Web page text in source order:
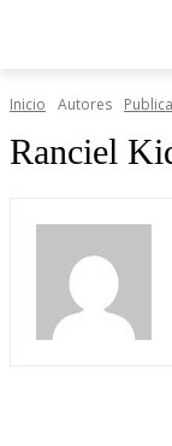
Inicio Autores
Ranciel